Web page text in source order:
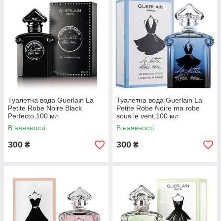
Туалетна вода Guerlain La
Petite Robe Noire Black
Perfecto,100 мл
В наявності
300 ₴
Туалетна вода Guerlain La
Petite Robe Noire ma robe
sous le vent,100 мл
В наявності
300 ₴